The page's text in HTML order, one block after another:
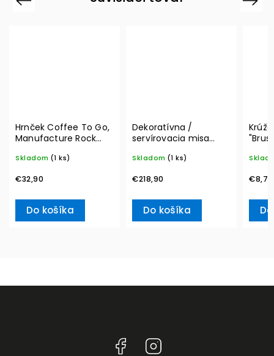
Hrnček Coffee To Go,
Manufacture Rock
Boch
Skladom (1 ks)
€32,90
Do košíka
Dekoratívna /
servírovacia misa
Villeroy & Boch
Skladom (1 ks)
€218,90
Do košíka
€8,70
Facebook